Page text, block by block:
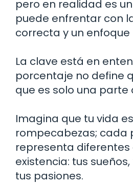
pero en realidad es
puede enfrentar con
correcta y un enfoque
La clave está en
porcentaje no define
que es solo una parte
Imagina que tu vida
rompecabezas; cada
representa
existencia: tus
tus pasiones.